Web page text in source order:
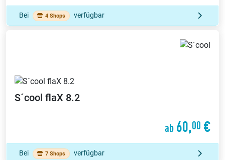
Bei 4 Shops verfügbar
S´cool flaX 8.2
ab 60,00 €
Bei 7 Shops verfügbar